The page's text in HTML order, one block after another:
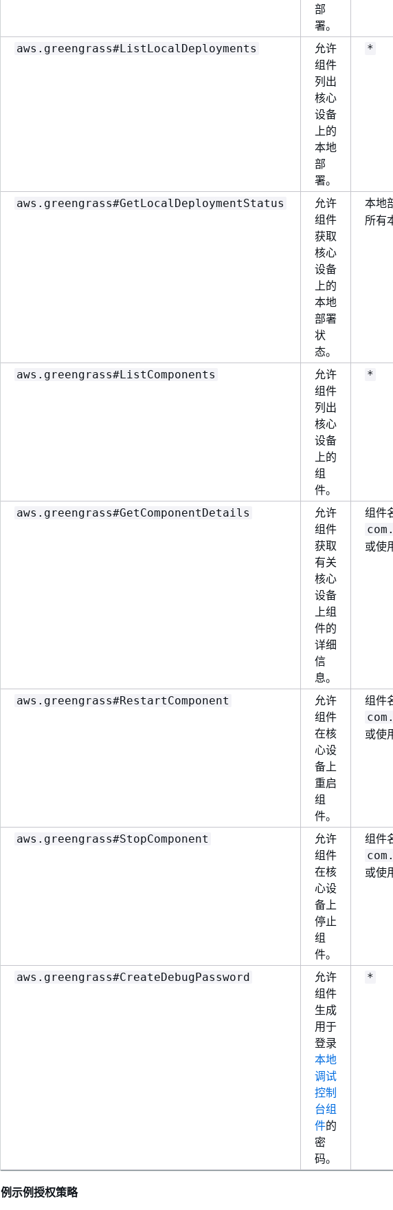
部
署。
aws.greengrass#ListLocalDeployments
允许
组件
列出
核心
设备
上的
本地
部
署。
*
aws.greengrass#GetLocalDeploymentStatus
允许
组件
获取
核心
设备
上的
本地
部署
状
态。
本地
所有
aws.greengrass#ListComponents
允许
组件
列出
核心
设备
上的
组
件。
*
aws.greengrass#GetComponentDetails
允许
组件
获取
有关
核心
设备
上组
件的
详细
信
息。
组件
或使
aws.greengrass#RestartComponent
允许
组件
在核
心设
备上
重启
组
件。
组件
或使
aws.greengrass#StopComponent
允许
组件
在核
心设
备上
停止
组
件。
组件
或使
aws.greengrass#CreateDebugPassword
允许
组件
生成
用于
登录
本地
调试
控制
台组
件的
密
码。
*
例示例授权策略